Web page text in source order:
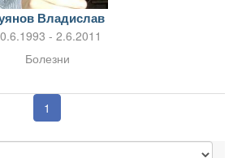
Владислав
- 2.6.2011
Болезни
1